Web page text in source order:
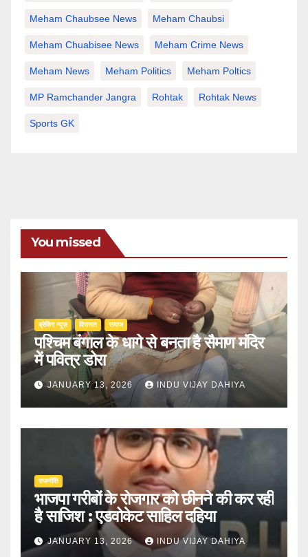
Meham Chaubsee News Meham Chaubsi
Meham Chuabisee News Meham Crime News
Meham News Meham Politics Meham Poltics
MP Ramchander Jangra Rohtak Rohtak News
Sports GK
You missed
ब्रेकिंग न्यूज़ ‍‍विरासत समाज
पश्चिम बंगाल के धागे से बनता है सैमाण मंदिर
में पवित्र डोरा
JANUARY 13, 2026 INDU VIJAY DAHIYA
राजनीति
भाजपा गरीबों के रोजगार को छीनने की कर रही
है साजिश : एडवोकेट साहिल दहिया
JANUARY 13, 2026 INDU VIJAY DAHIYA